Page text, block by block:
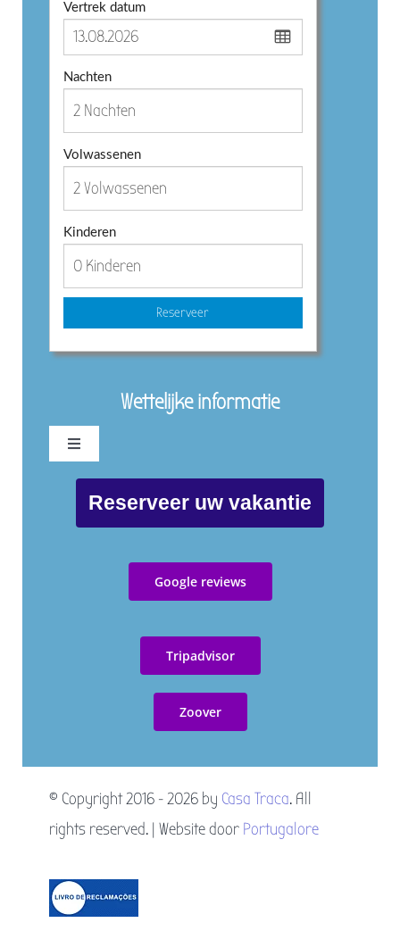
Vertrek datum
Nachten
Volwassenen
Kinderen
Reserveer
Wettelijke informatie
Toggle
Resolução Alternativa de Litígios
Reserveer uw vakantie
Google reviews
Tripadvisor
Zoover
© Copyright 2016 - 2026 by Casa Traca. All
rights reserved. | Website door Portugalore